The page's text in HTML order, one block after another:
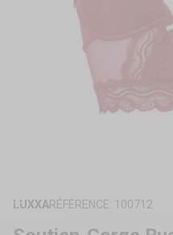
SUR
LUXXARÉFÉRENCE: 100712